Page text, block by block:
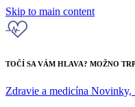
Skip to main content
TOČÍ SA VÁM HLAVA? MOŽNO
Zdravie a medicína Novinky,